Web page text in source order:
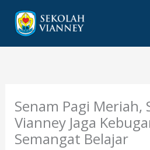
konten
Senam Pagi Meriah,
Vianney Jaga
Semangat Belajar